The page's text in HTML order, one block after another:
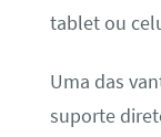
tablet ou
Uma das
suporte